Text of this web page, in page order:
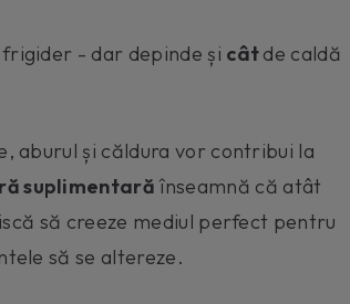
- dar depinde și câtde caldă
aburul și căldura vor contribui la
suplimentară înseamnă că atât
să creeze mediul perfect pentru
să se altereze.